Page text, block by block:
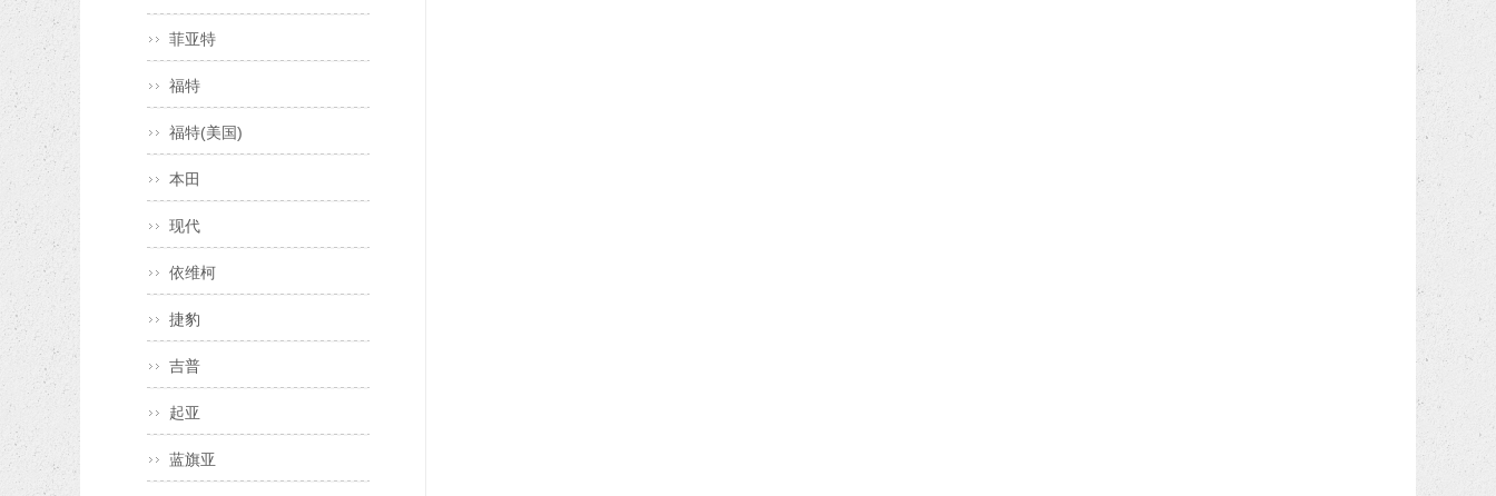
菲亚特
福特
福特(美国)
本田
现代
依维柯
捷豹
吉普
起亚
蓝旗亚